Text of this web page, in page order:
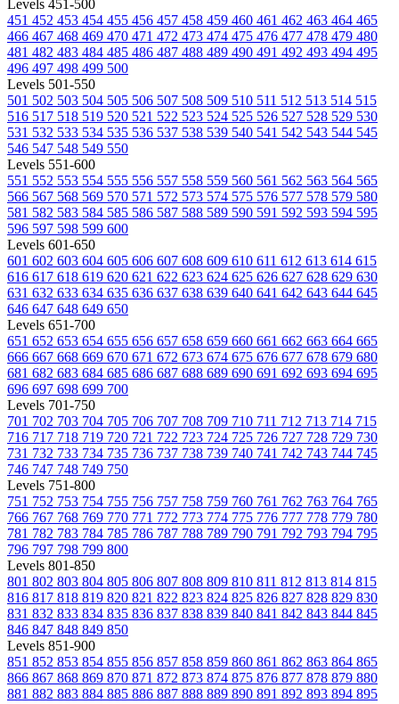
Levels 451-500
451 452 453 454 455 456 457 458 459 460 461 462 463 464 465
466 467 468 469 470 471 472 473 474 475 476 477 478 479 480
481 482 483 484 485 486 487 488 489 490 491 492 493 494 495
496 497 498 499 500
Levels 501-550
501 502 503 504 505 506 507 508 509 510 511 512 513 514 515
516 517 518 519 520 521 522 523 524 525 526 527 528 529 530
531 532 533 534 535 536 537 538 539 540 541 542 543 544 545
546 547 548 549 550
Levels 551-600
551 552 553 554 555 556 557 558 559 560 561 562 563 564 565
566 567 568 569 570 571 572 573 574 575 576 577 578 579 580
581 582 583 584 585 586 587 588 589 590 591 592 593 594 595
596 597 598 599 600
Levels 601-650
601 602 603 604 605 606 607 608 609 610 611 612 613 614 615
616 617 618 619 620 621 622 623 624 625 626 627 628 629 630
631 632 633 634 635 636 637 638 639 640 641 642 643 644 645
646 647 648 649 650
Levels 651-700
651 652 653 654 655 656 657 658 659 660 661 662 663 664 665
666 667 668 669 670 671 672 673 674 675 676 677 678 679 680
681 682 683 684 685 686 687 688 689 690 691 692 693 694 695
696 697 698 699 700
Levels 701-750
701 702 703 704 705 706 707 708 709 710 711 712 713 714 715
716 717 718 719 720 721 722 723 724 725 726 727 728 729 730
731 732 733 734 735 736 737 738 739 740 741 742 743 744 745
746 747 748 749 750
Levels 751-800
751 752 753 754 755 756 757 758 759 760 761 762 763 764 765
766 767 768 769 770 771 772 773 774 775 776 777 778 779 780
781 782 783 784 785 786 787 788 789 790 791 792 793 794 795
796 797 798 799 800
Levels 801-850
801 802 803 804 805 806 807 808 809 810 811 812 813 814 815
816 817 818 819 820 821 822 823 824 825 826 827 828 829 830
831 832 833 834 835 836 837 838 839 840 841 842 843 844 845
846 847 848 849 850
Levels 851-900
851 852 853 854 855 856 857 858 859 860 861 862 863 864 865
866 867 868 869 870 871 872 873 874 875 876 877 878 879 880
881 882 883 884 885 886 887 888 889 890 891 892 893 894 895